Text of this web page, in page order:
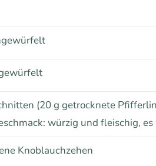
(20 g getrocknete
würzig und fleischig,
Knoblauchzehen